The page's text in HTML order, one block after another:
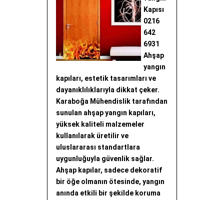
Kapısı
0216
642
6931
Ahşap
yangın
kapıları, estetik tasarımları ve
dayanıklılıklarıyla dikkat çeker.
Karaboğa Mühendislik tarafından
sunulan ahşap yangın kapıları,
yüksek kaliteli malzemeler
kullanılarak üretilir ve
uluslararası standartlara
uygunluğuyla güvenlik sağlar.
Ahşap kapılar, sadece dekoratif
bir öğe olmanın ötesinde, yangın
anında etkili bir şekilde koruma